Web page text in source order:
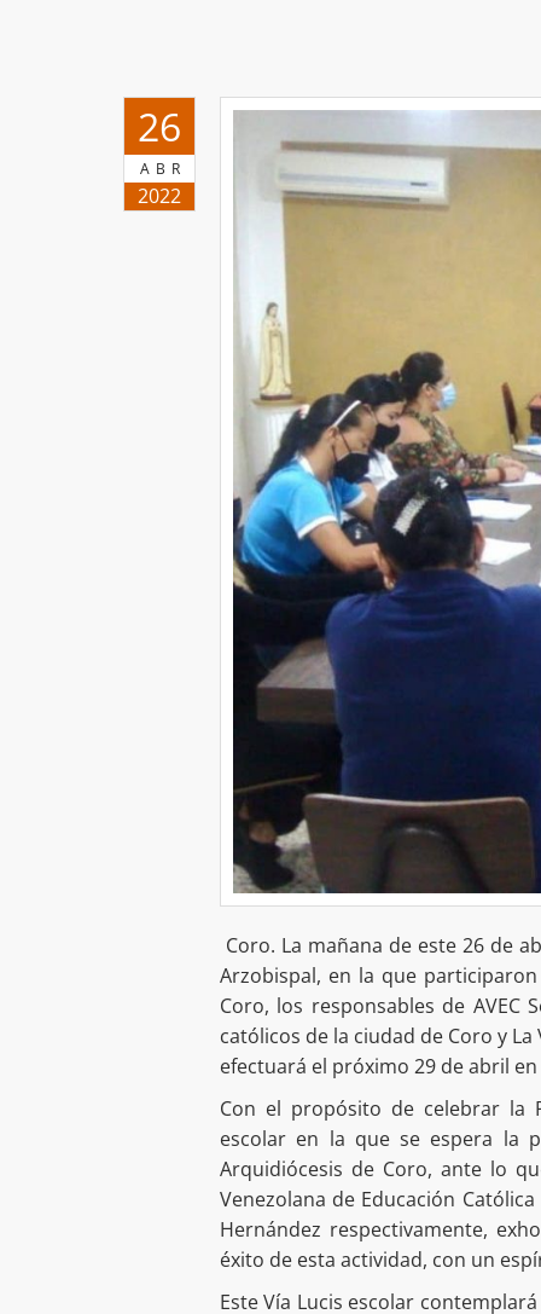
26
ABR
2022
Coro. La mañana de este 26 de
Arzobispal, en la que
Coro, los responsables de AVEC
católicos de la ciudad de Coro y
efectuará el próximo 29 de abril
Con el propósito de celebrar la
escolar en la que se espera la
Arquidiócesis de Coro, ante lo
Venezolana de Educación
Hernández respectivamente,
éxito de esta actividad, con un
Este Vía Lucis escolar